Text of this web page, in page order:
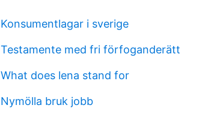
Konsumentlagar i sverige
Testamente med fri förfoganderätt
What does lena stand for
Nymölla bruk jobb